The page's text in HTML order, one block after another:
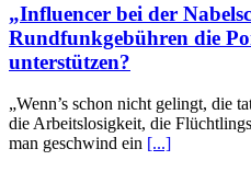
„Influencer bei der
Rundfunkgebühren die
unterstützen?
„Wenn’s schon nicht gelingt, die
die Arbeitslosigkeit, die
man geschwind ein [...]